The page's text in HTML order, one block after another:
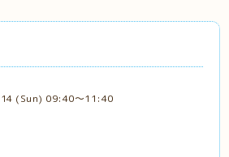
(Sun) 09:40～11:40